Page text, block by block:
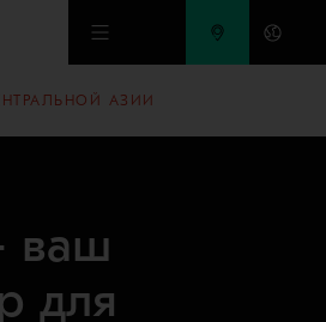
содержимому
АЗИИ
ваш
для